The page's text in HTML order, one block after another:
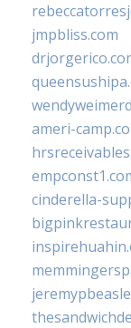
jmpbliss.com
ameri-
cinderella-